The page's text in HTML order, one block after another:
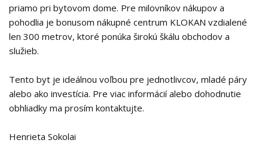
priamo pri bytovom dome. Pre milovníkov nákupov a
pohodlia je bonusom nákupné centrum KLOKAN vzdialené
len 300 metrov, ktoré ponúka širokú škálu obchodov a
služieb.
Tento byt je ideálnou voľbou pre jednotlivcov, mladé páry
alebo ako investícia. Pre viac informácií alebo dohodnutie
obhliadky ma prosím kontaktujte.
Henrieta Sokolai